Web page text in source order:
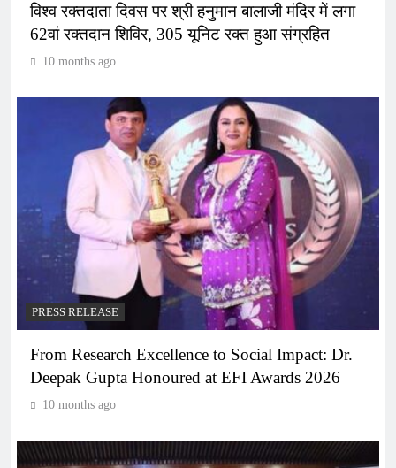
विश्व रक्तदाता दिवस पर श्री हनुमान बालाजी मंदिर में लगा
62वां रक्तदान शिविर, 305 यूनिट रक्त हुआ संग्रहित
10 months ago
PRESS RELEASE
From Research Excellence to Social Impact: Dr.
Deepak Gupta Honoured at EFI Awards 2026
10 months ago